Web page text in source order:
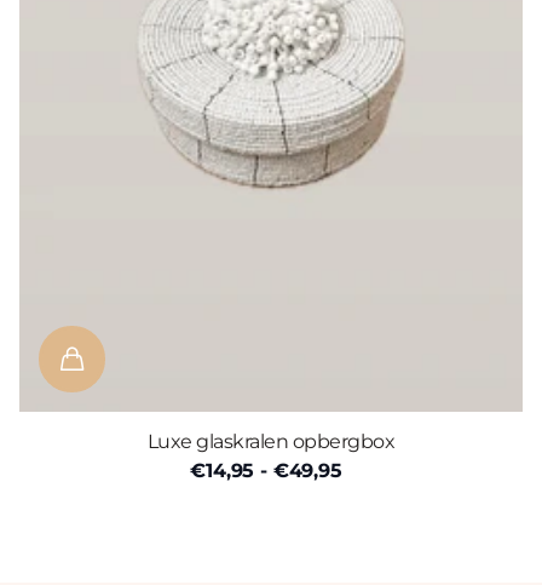
Luxe glaskralen opbergbox
€14,95 - €49,95